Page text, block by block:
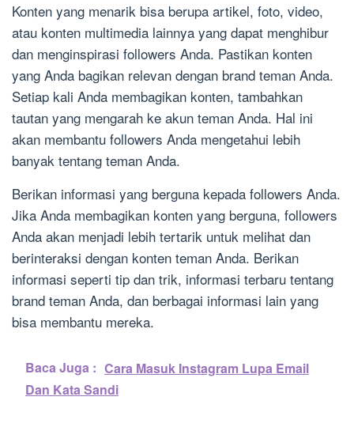
Konten yang menarik bisa berupa artikel, foto, video,
atau konten multimedia lainnya yang dapat menghibur
dan menginspirasi followers Anda. Pastikan konten
yang Anda bagikan relevan dengan brand teman Anda.
Setiap kali Anda membagikan konten, tambahkan
tautan yang mengarah ke akun teman Anda. Hal ini
akan membantu followers Anda mengetahui lebih
banyak tentang teman Anda.
Berikan informasi yang berguna kepada followers Anda.
Jika Anda membagikan konten yang berguna, followers
Anda akan menjadi lebih tertarik untuk melihat dan
berinteraksi dengan konten teman Anda. Berikan
informasi seperti tip dan trik, informasi terbaru tentang
brand teman Anda, dan berbagai informasi lain yang
bisa membantu mereka.
Baca Juga : Cara Masuk Instagram Lupa Email
Dan Kata Sandi